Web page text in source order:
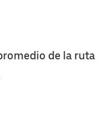
de la ruta